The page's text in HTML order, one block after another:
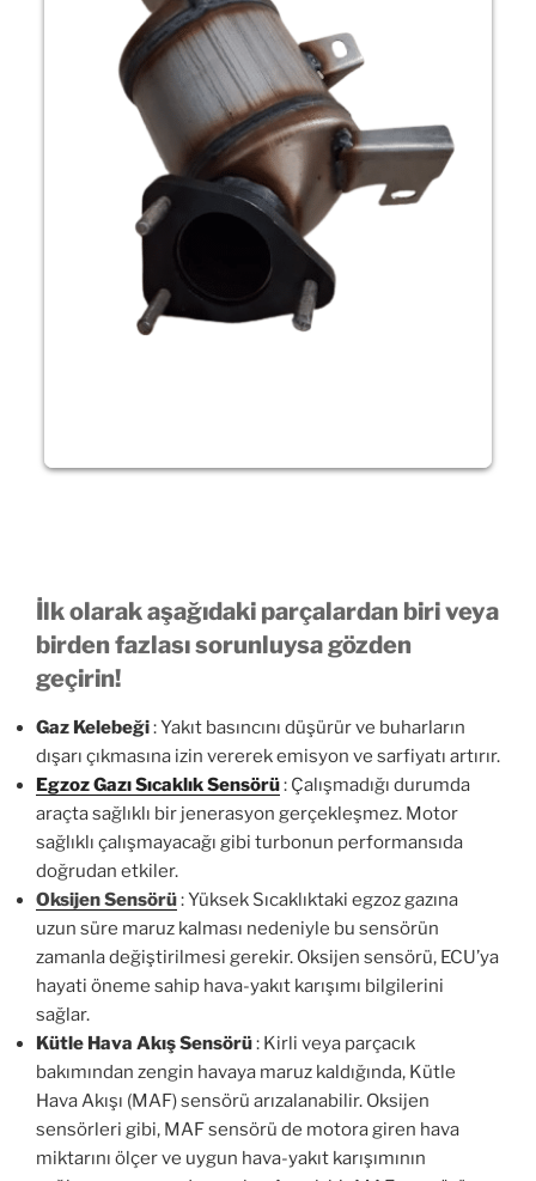
İlk olarak aşağıdaki parçalardan biri veya
birden fazlası sorunluysa gözden
geçirin!
Gaz Kelebeği: Yakıt basıncını düşürür ve buharların
dışarı çıkmasına izin vererek emisyon ve sarfiyatı artırır.
Egzoz Gazı Sıcaklık Sensörü: Çalışmadığı durumda
araçta sağlıklı bir jenerasyon gerçekleşmez. Motor
sağlıklı çalışmayacağı gibi turbonun performansıda
doğrudan etkiler.
Oksijen Sensörü: Yüksek Sıcaklıktaki egzoz gazına
uzun süre maruz kalması nedeniyle bu sensörün
zamanla değiştirilmesi gerekir. Oksijen sensörü, ECU’ya
hayati öneme sahip hava-yakıt karışımı bilgilerini
sağlar.
Kütle Hava Akış Sensörü: Kirli veya parçacık
bakımından zengin havaya maruz kaldığında, Kütle
Hava Akışı (MAF) sensörü arızalanabilir. Oksijen
sensörleri gibi, MAF sensörü de motora giren hava
miktarını ölçer ve uygun hava-yakıt karışımının